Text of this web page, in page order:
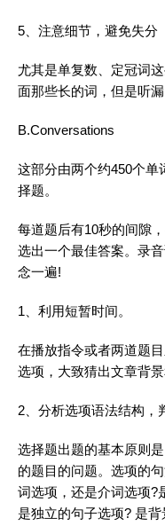
5、注意细节，避免失分
尤其是单复数、定冠词
面那些长的词，但是听
B.Conversations
这部分由两个约450个单
择题。
每道题后有10秒的间隙
选出一个最佳答案。录
念一遍!
1、利用短暂时间。
在播放指令或者两道题
选项，大致猜出文章背
2、分析选项语法结构，
选择题出题的基本原则
的题目的问题。选项的
词选项，还是介词选项?
是独立的句子选项? 是